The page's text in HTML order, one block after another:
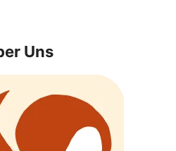
Uns